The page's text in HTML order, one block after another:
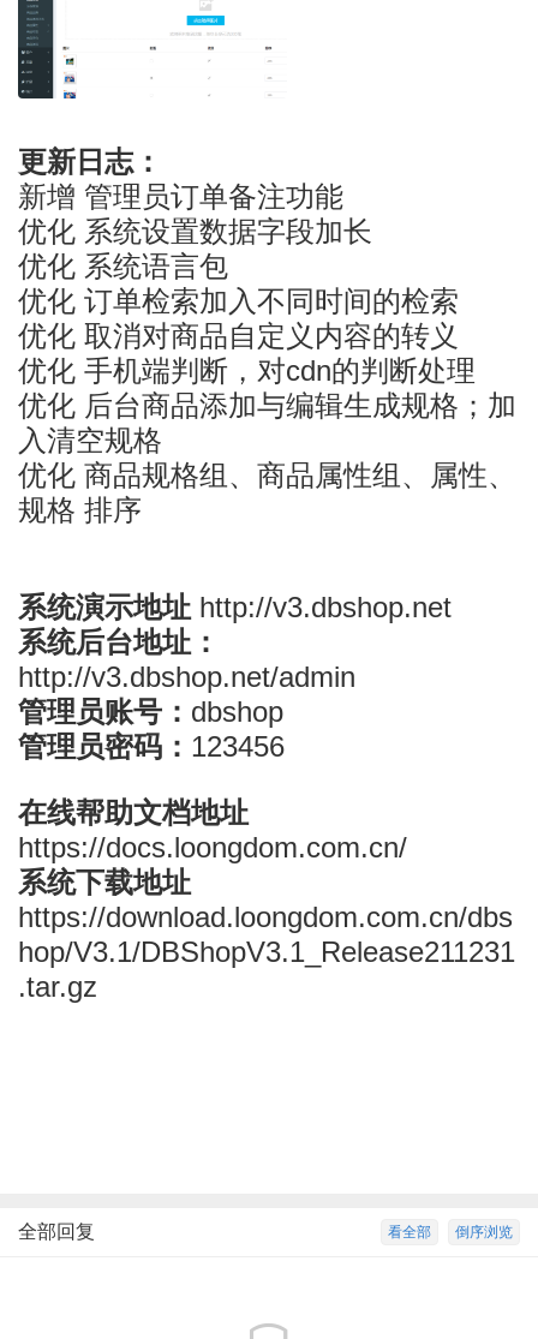
更新日志：
新增 管理员订单备注功能
优化 系统设置数据字段加长
优化 系统语言包
优化 订单检索加入不同时间的检索
优化 取消对商品自定义内容的转义
优化 手机端判断，对cdn的判断处理
优化 后台商品添加与编辑生成规格；加
入清空规格
优化 商品规格组、商品属性组、属性、
规格 排序
系统演示地址 http://v3.dbshop.net
系统后台地址：
http://v3.dbshop.net/admin
管理员账号： dbshop
管理员密码： 123456
在线帮助文档地址
https://docs.loongdom.com.cn/
系统下载地址
https://download.loongdom.com.cn/dbs
hop/V3.1/DBShopV3.1_Release211231
.tar.gz
倒序浏览
看全部
全部回复